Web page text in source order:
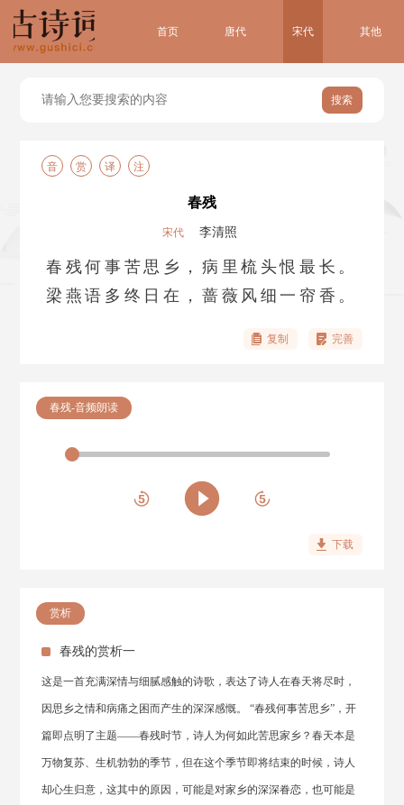
首页 唐代 宋代 其他
搜索
音 赏 译 注
春残
宋代 李清照
春残何事苦思乡，病里梳头恨最长。
梁燕语多终日在，蔷薇风细一帘香。
复制 完善
春残-音频朗读
下载
赏析
春残的赏析一
这是一首充满深情与细腻感触的诗歌，表达了诗人在春天将尽时，
因思乡之情和病痛之困而产生的深深感慨。 “春残何事苦思乡”，开
篇即点明了主题——春残时节，诗人为何如此苦思家乡？春天本是
万物复苏、生机勃勃的季节，但在这个季节即将结束的时候，诗人
却心生归意，这其中的原因，可能是对家乡的深深眷恋，也可能是